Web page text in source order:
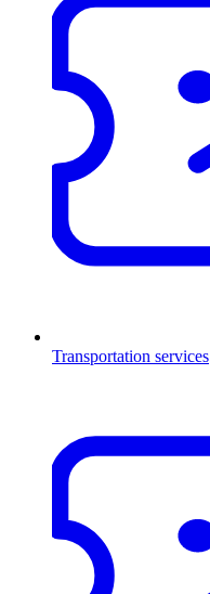
Transportation services